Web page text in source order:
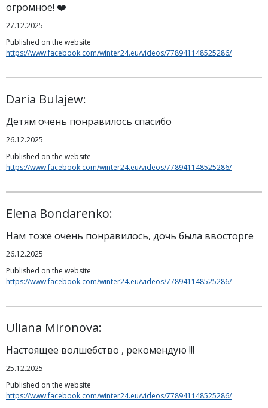
огромное! ❤️
27.12.2025
Published on the website
https://www.facebook.com/winter24.eu/videos/778941148525286/
Daria Bulajew:
Детям очень понравилось спасибо
26.12.2025
Published on the website
https://www.facebook.com/winter24.eu/videos/778941148525286/
Elena Bondarenko:
Нам тоже очень понравилось, дочь была ввосторге
26.12.2025
Published on the website
https://www.facebook.com/winter24.eu/videos/778941148525286/
Uliana Mironova:
Настоящее волшебство , рекомендую !!!
25.12.2025
Published on the website
https://www.facebook.com/winter24.eu/videos/778941148525286/